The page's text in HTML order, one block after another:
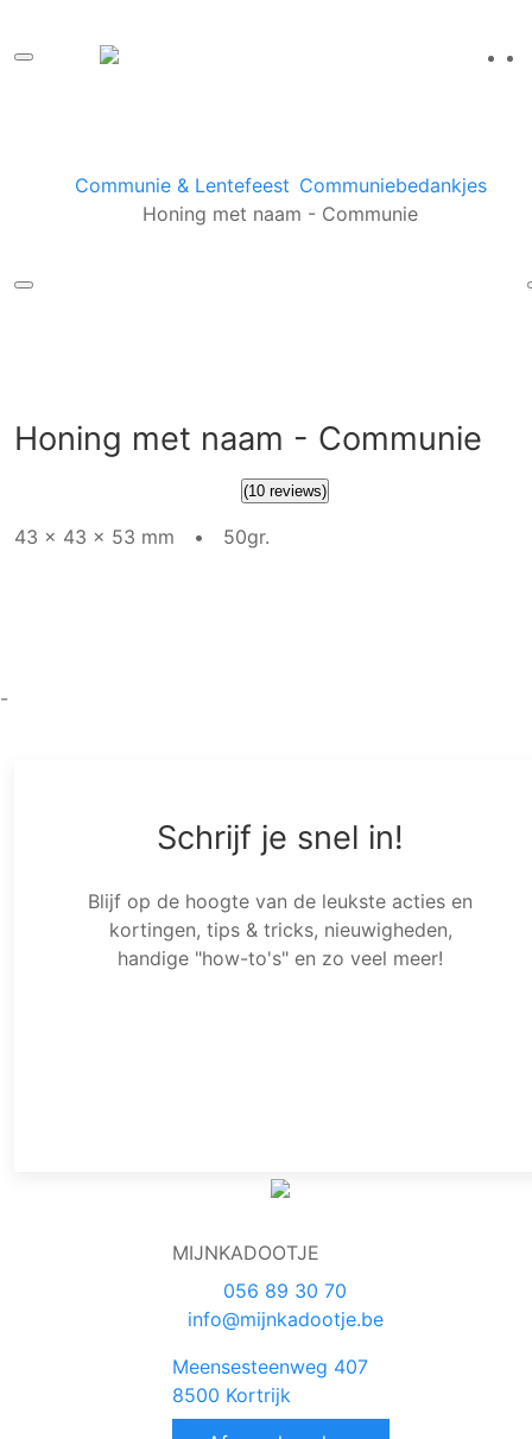
Communie & Lentefeest Communiebedankjes
Honing met naam - Communie
Honing met naam - Communie
(10 reviews)
43 x 43 x 53 mm • 50gr.
-
Schrijf je snel in!
Blijf op de hoogte van de leukste acties en
kortingen, tips & tricks, nieuwigheden,
handige "how-to's" en zo veel meer!
MIJNKADOOTJE
056 89 30 70
info@mijnkadootje.be
Meensesteenweg 407
8500 Kortrijk